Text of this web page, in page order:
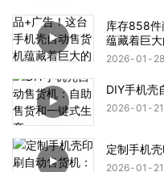
库存858件
蕴藏着巨大
2026 01 28
DIY手机壳
2026 01 21
定制手机
2026 01 21